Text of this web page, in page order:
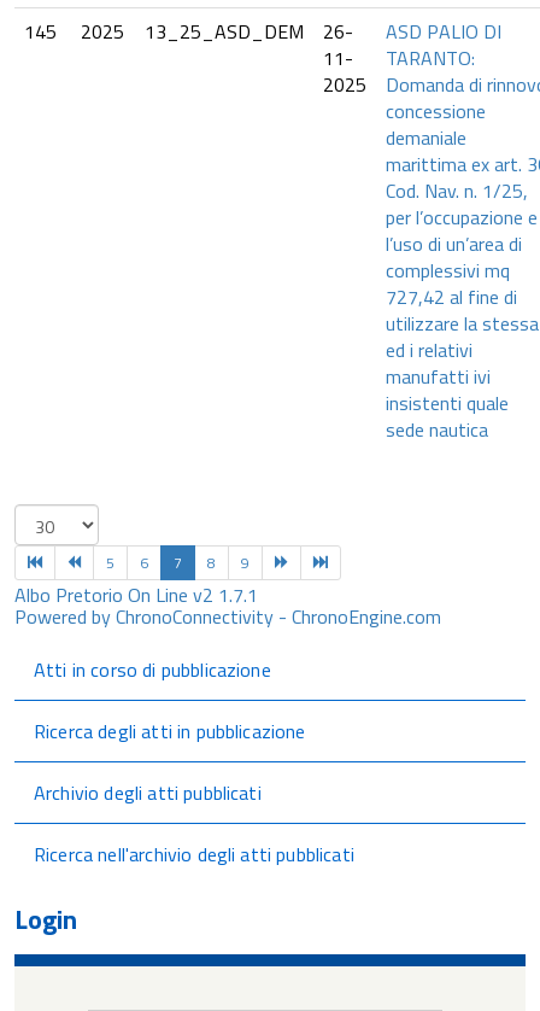
145
2025 13_25_ASD_DEM
26-
11-
2025
ASD PALIO DI
TARANTO:
Domanda di
concessione
demaniale
marittima ex art.
Cod. Nav. n. 1/25,
per l’occupazione e
l’uso di un’area di
complessivi mq
727,42 al fine di
utilizzare la stessa
ed i relativi
manufatti ivi
insistenti quale
sede nautica
5 6 7 8 9
Albo Pretorio On Line v2 1.7.1
Powered by ChronoConnectivity - ChronoEngine.com
Atti in corso di pubblicazione
Ricerca degli atti in pubblicazione
Archivio degli atti pubblicati
Ricerca nell'archivio degli atti pubblicati
Login